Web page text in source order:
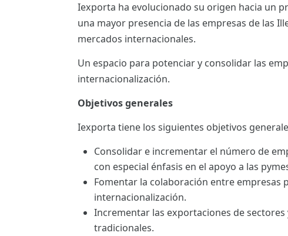
Iexporta ha evolucionado su origen hacia un
una mayor presencia de las empresas de las
mercados internacionales.
Un espacio para potenciar y consolidar las
internacionalización.
Objetivos generales
Iexporta tiene los siguientes objetivos
Consolidar e incrementar el número de
con especial énfasis en el apoyo a las
Fomentar la colaboración entre empresas
internacionalización.
Incrementar las exportaciones de
tradicionales.